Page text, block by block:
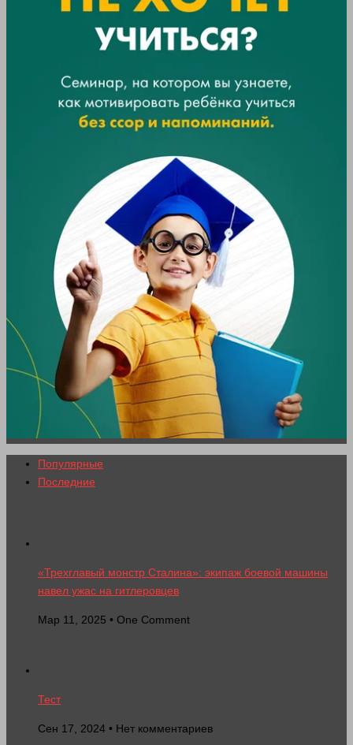
Популярные
Последние
«Трехглавый монстр Сталина»: экипаж боевой машины
навел ужас на гитлеровцев
Мар 11, 2025 • One Comment
Тест
Сен 17, 2024 • Нет комментариев